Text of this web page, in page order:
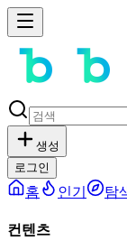
생성
로그인
홈 인기 탐
컨텐츠